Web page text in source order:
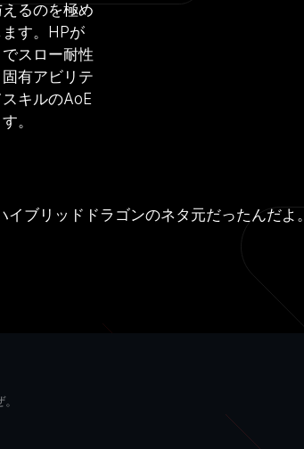
るのを極め
す。HPが
スロー耐性
有アビリテ
キルのAoE
。
ブリッドドラゴンのネタ元だったんだよ。